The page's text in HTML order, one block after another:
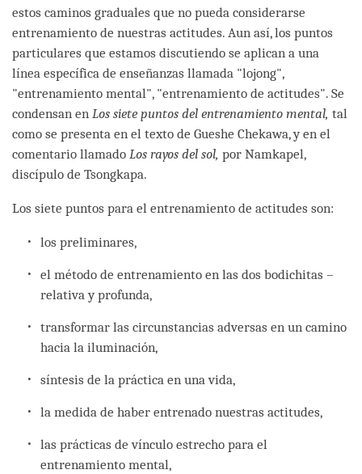
estos caminos graduales que no pueda considerarse
entrenamiento de nuestras actitudes. Aun así, los puntos
particulares que estamos discutiendo se aplican a una
línea específica de enseñanzas llamada "lojong",
"entrenamiento mental", "entrenamiento de actitudes". Se
condensan en Los siete puntos del entrenamiento mental, tal
como se presenta en el texto de Gueshe Chekawa, y en el
comentario llamado Los rayos del sol, por Namkapel,
discípulo de Tsongkapa.
Los siete puntos para el entrenamiento de actitudes son:
los preliminares,
el método de entrenamiento en las dos bodichitas –
relativa y profunda,
transformar las circunstancias adversas en un camino
hacia la iluminación,
síntesis de la práctica en una vida,
la medida de haber entrenado nuestras actitudes,
las prácticas de vínculo estrecho para el
entrenamiento mental,